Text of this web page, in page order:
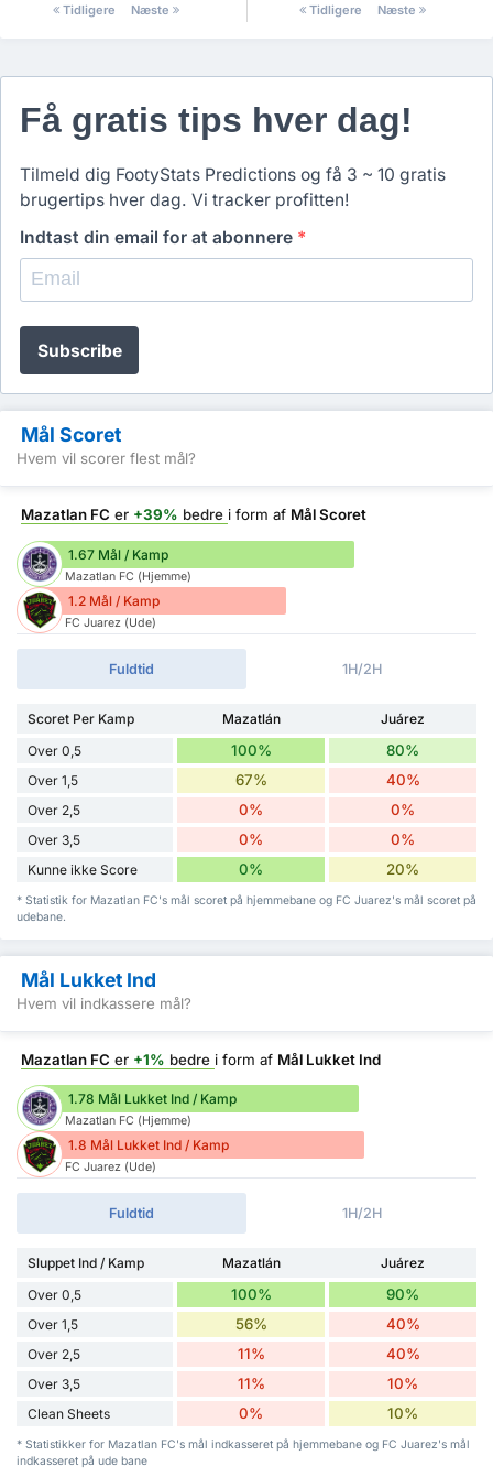
Tidligere Næste Tidligere Næste
Få gratis tips hver dag!
Tilmeld dig FootyStats Predictions og få 3 ~ 10 gratis
brugertips hver dag. Vi tracker profitten!
Indtast din email for at abonnere *
Subscribe
Mål Scoret
Hvem vil scorer flest mål?
Mazatlan FC er +39% bedre i form af Mål Scoret
1.67 Mål / Kamp
Mazatlan FC (Hjemme)
1.2 Mål / Kamp
FC Juarez (Ude)
Fuldtid 1H/2H
Scoret Per Kamp Mazatlán
Juárez
Over 0,5
100% 80%
Over 1,5 67% 40%
Over 2,5 0% 0%
Over 3,5 0% 0%
Kunne ikke Score 0% 20%
* Statistik for Mazatlan FC's mål scoret på hjemmebane og FC Juarez's mål scoret på
udebane.
Mål Lukket Ind
Hvem vil indkassere mål?
Mazatlan FC er +1% bedre i form af Mål Lukket Ind
1.78 Mål Lukket Ind / Kamp
Mazatlan FC (Hjemme)
1.8 Mål Lukket Ind / Kamp
FC Juarez (Ude)
Fuldtid 1H/2H
Sluppet Ind / Kamp Mazatlán
Juárez
Over 0,5
100% 90%
Over 1,5 56% 40%
Over 2,5 11% 40%
Over 3,5 11% 10%
Clean Sheets 0% 10%
* Statistikker for Mazatlan FC's mål indkasseret på hjemmebane og FC Juarez's mål
indkasseret på ude bane